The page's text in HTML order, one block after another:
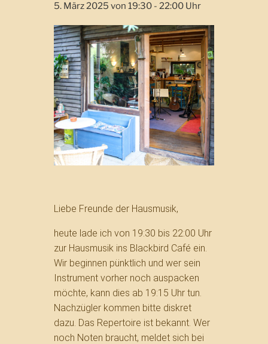
5. März 2025 von 19:30 - 22:00
Liebe Freunde der Hausmusik,
heute lade ich von 19:30 bis 22:00 Uhr
zur Hausmusik ins Blackbird Café ein.
Wir beginnen pünktlich und wer sein
Instrument vorher noch auspacken
möchte, kann dies ab 19:15 Uhr tun.
Nachzügler kommen bitte diskret
dazu. Das Repertoire ist bekannt. Wer
noch Noten braucht, meldet sich bei